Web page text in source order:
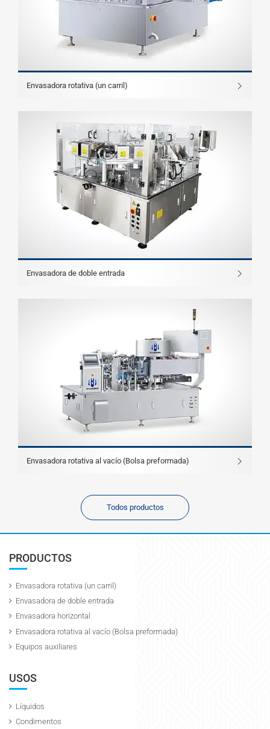
Envasadora rotativa (un carril)
Envasadora de doble entrada
Envasadora rotativa al vacío (Bolsa preformada)
Todos productos
PRODUCTOS
Envasadora rotativa (un carril)
Envasadora de doble entrada
Envasadora horizontal
Envasadora rotativa al vacío (Bolsa preformada)
Equipos auxiliares
USOS
Líquidos
Condimentos